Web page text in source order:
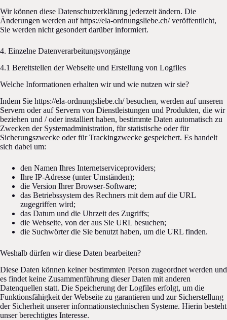
Wir können diese Datenschutzerklärung jederzeit ändern. Die
Änderungen werden auf https://ela-ordnungsliebe.ch/ veröffentlicht,
Sie werden nicht gesondert darüber informiert.
4. Einzelne Datenverarbeitungsvorgänge
4.1 Bereitstellen der Webseite und Erstellung von Logfiles
Welche Informationen erhalten wir und wie nutzen wir sie?
Indem Sie https://ela-ordnungsliebe.ch/ besuchen, werden auf unseren
Servern oder auf Servern von Dienstleistungen und Produkten, die wir
beziehen und / oder installiert haben, bestimmte Daten automatisch zu
Zwecken der Systemadministration, für statistische oder für
Sicherungszwecke oder für Trackingzwecke gespeichert. Es handelt
sich dabei um:
den Namen Ihres Internetserviceproviders;
Ihre IP-Adresse (unter Umständen);
die Version Ihrer Browser-Software;
das Betriebssystem des Rechners mit dem auf die URL
zugegriffen wird;
das Datum und die Uhrzeit des Zugriffs;
die Webseite, von der aus Sie URL besuchen;
die Suchwörter die Sie benutzt haben, um die URL finden.
Weshalb dürfen wir diese Daten bearbeiten?
Diese Daten können keiner bestimmten Person zugeordnet werden und
es findet keine Zusammenführung dieser Daten mit anderen
Datenquellen statt. Die Speicherung der Logfiles erfolgt, um die
Funktionsfähigkeit der Webseite zu garantieren und zur Sicherstellung
der Sicherheit unserer informationstechnischen Systeme. Hierin besteht
unser berechtigtes Interesse.